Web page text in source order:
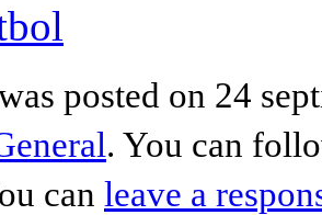
posted on 24
. You can
can leave a